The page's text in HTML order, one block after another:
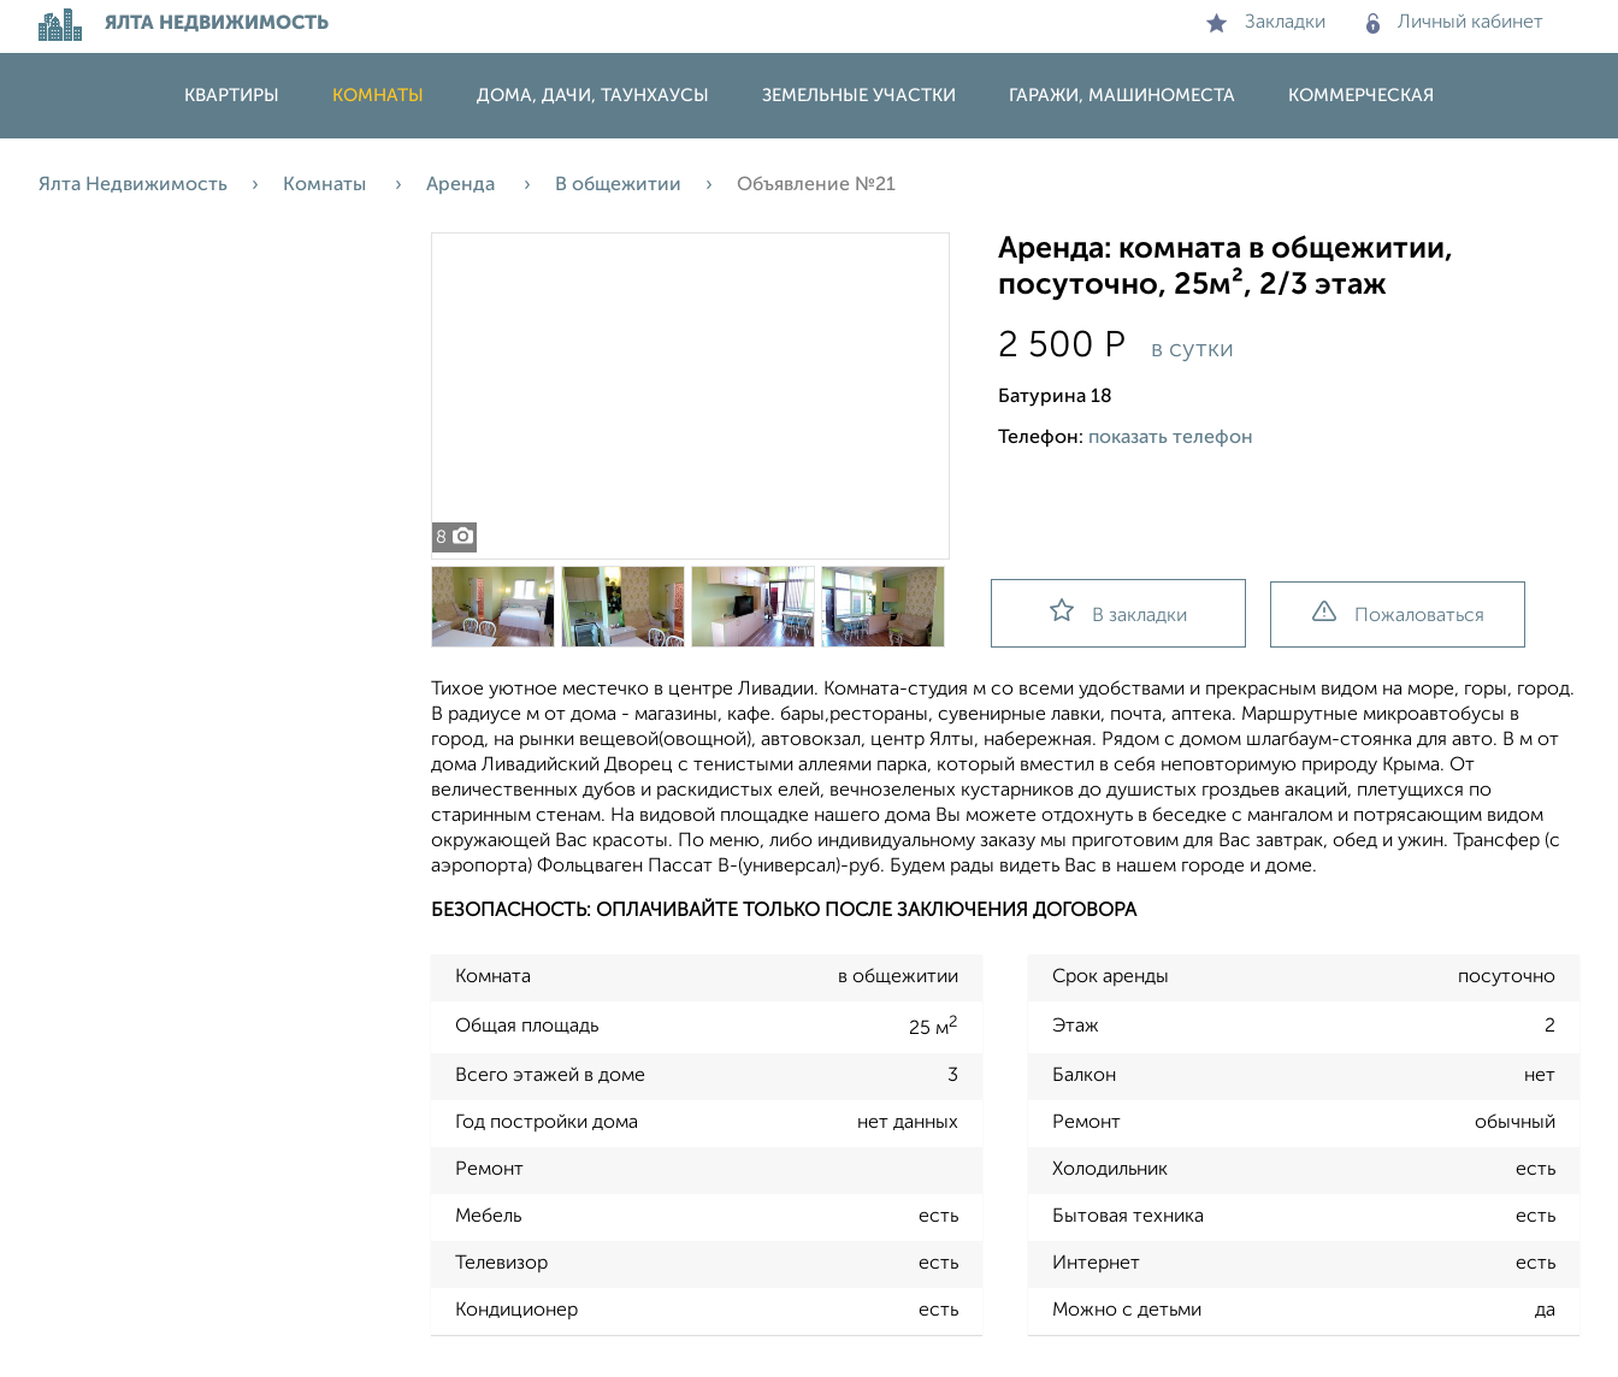
ЯЛТА НЕДВИЖИМОСТЬ Закладки Личный кабинет
КВАРТИРЫ КОМНАТЫ ДОМА, ДАЧИ, ТАУНХАУСЫ ЗЕМЕЛЬНЫЕ УЧАСТКИ ГАРАЖИ, МАШИНОМЕСТА КОММЕРЧЕСКАЯ
Ялта Недвижимость Комнаты Аренда В общежитии Объявление №21
8
Аренда: комната в общежитии,
посуточно, 25м², 2/3 этаж
2 500 Р в сутки
Батурина 18
Телефон: показать телефон
В закладки Пожаловаться
Тихое уютное местечко в центре Ливадии. Комната-студия м со всеми удобствами и прекрасным видом на море, горы, город.
В радиусе м от дома - магазины, кафе. бары,рестораны, сувенирные лавки, почта, аптека. Маршрутные микроавтобусы в
город, на рынки вещевой(овощной), автовокзал, центр Ялты, набережная. Рядом с домом шлагбаум-стоянка для авто. В м от
дома Ливадийский Дворец с тенистыми аллеями парка, который вместил в себя неповторимую природу Крыма. От
величественных дубов и раскидистых елей, вечнозеленых кустарников до душистых гроздьев акаций, плетущихся по
старинным стенам. На видовой площадке нашего дома Вы можете отдохнуть в беседке с мангалом и потрясающим видом
окружающей Вас красоты. По меню, либо индивидуальному заказу мы приготовим для Вас завтрак, обед и ужин. Трансфер (с
аэропорта) Фольцваген Пассат В-(универсал)-руб. Будем рады видеть Вас в нашем городе и доме.
БЕЗОПАСНОСТЬ: ОПЛАЧИВАЙТЕ ТОЛЬКО ПОСЛЕ ЗАКЛЮЧЕНИЯ ДОГОВОРА
Комната в общежитии Срок аренды посуточно
Общая площадь 25 м2 Этаж 2
Всего этажей в доме 3 Балкон нет
Год постройки дома нет данных Ремонт обычный
Ремонт Холодильник есть
Мебель есть Бытовая техника есть
Телевизор есть Интернет есть
Кондиционер есть Можно с детьми да